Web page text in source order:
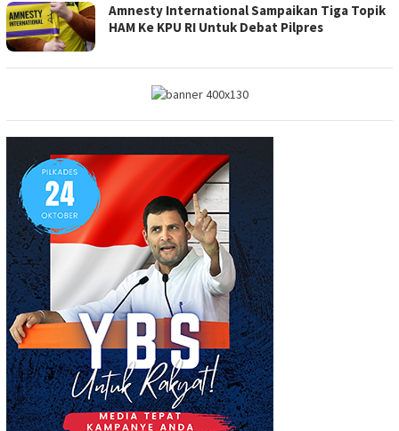
Amnesty International Sampaikan Tiga Topik
HAM Ke KPU RI Untuk Debat Pilpres